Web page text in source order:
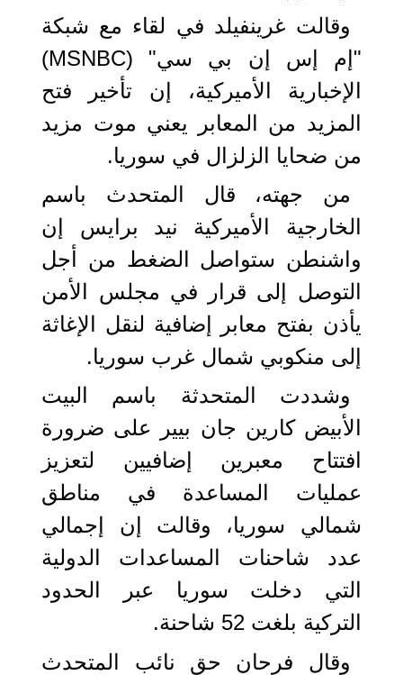
وقالت غرينفيلد في لقاء مع شبكة
"إم إس إن بي سي" (MSNBC)
الإخبارية الأميركية، إن تأخير فتح
المزيد من المعابر يعني موت مزيد
من ضحايا الزلزال في سوريا.
من جهته، قال المتحدث باسم
الخارجية الأميركية نيد برايس إن
واشنطن ستواصل الضغط من أجل
التوصل إلى قرار في مجلس الأمن
يأذن بفتح معابر إضافية لنقل الإغاثة
إلى منكوبي شمال غرب سوريا.
وشددت المتحدثة باسم البيت
الأبيض كارين جان بيير على ضرورة
افتتاح معبرين إضافيين لتعزيز
عمليات المساعدة في مناطق
شمالي سوريا، وقالت إن إجمالي
عدد شاحنات المساعدات الدولية
التي دخلت سوريا عبر الحدود
التركية بلغت 52 شاحنة.
وقال فرحان حق نائب المتحدث